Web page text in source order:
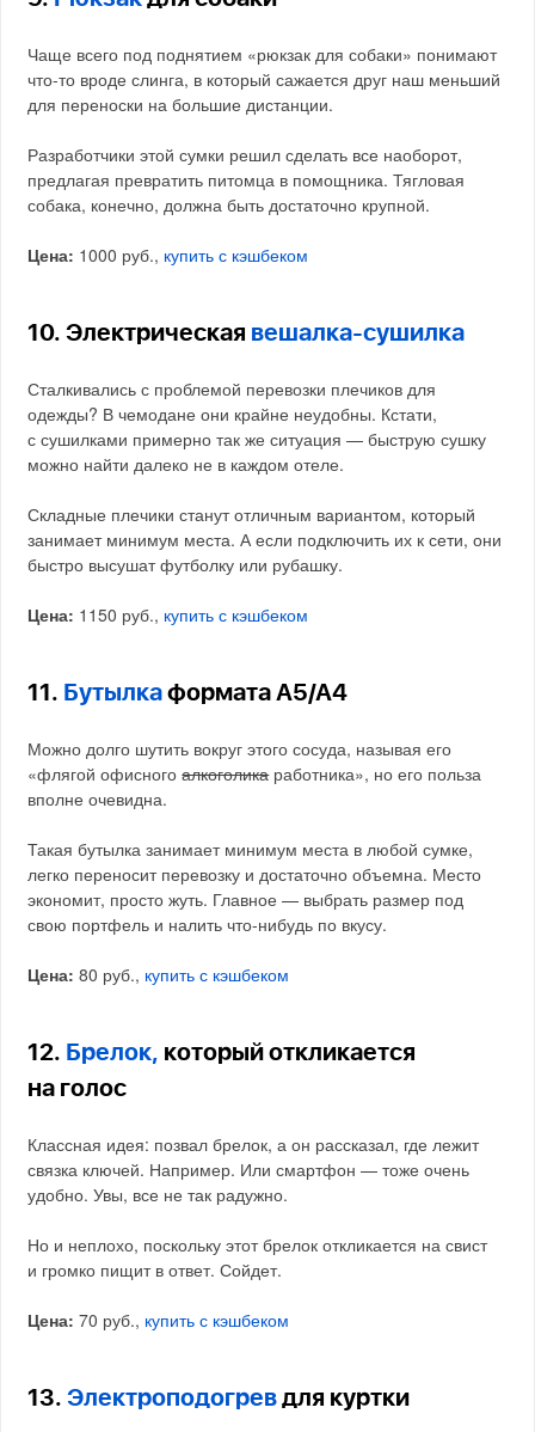
Чаще всего под поднятием «рюкзак для собаки» понимают
что-то вроде слинга, в который сажается друг наш меньший
для переноски на большие дистанции.
Разработчики этой сумки решил сделать все наоборот,
предлагая превратить питомца в помощника. Тягловая
собака, конечно, должна быть достаточно крупной.
Цена: 1000 руб., купить с кэшбеком
10. Электрическая вешалка-сушилка
Сталкивались с проблемой перевозки плечиков для
одежды? В чемодане они крайне неудобны. Кстати,
с сушилками примерно так же ситуация — быструю сушку
можно найти далеко не в каждом отеле.
Складные плечики станут отличным вариантом, который
занимает минимум места. А если подключить их к сети, они
быстро высушат футболку или рубашку.
Цена: 1150 руб., купить с кэшбеком
11. Бутылка формата А5/А4
Можно долго шутить вокруг этого сосуда, называя его
«флягой офисногоалкоголикаработника», но его польза
вполне очевидна.
Такая бутылка занимает минимум места в любой сумке,
легко переносит перевозку и достаточно объемна. Место
экономит, просто жуть. Главное — выбрать размер под
свою портфель и налить что-нибудь по вкусу.
Цена: 80 руб., купить с кэшбеком
12. Брелок, который откликается
на голос
Классная идея: позвал брелок, а он рассказал, где лежит
связка ключей. Например. Или смартфон — тоже очень
удобно. Увы, все не так радужно.
Но и неплохо, поскольку этот брелок откликается на свист
и громко пищит в ответ. Сойдет.
Цена: 70 руб., купить с кэшбеком
13.Электроподогрев для куртки